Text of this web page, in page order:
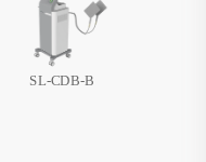
SL-CDB-B